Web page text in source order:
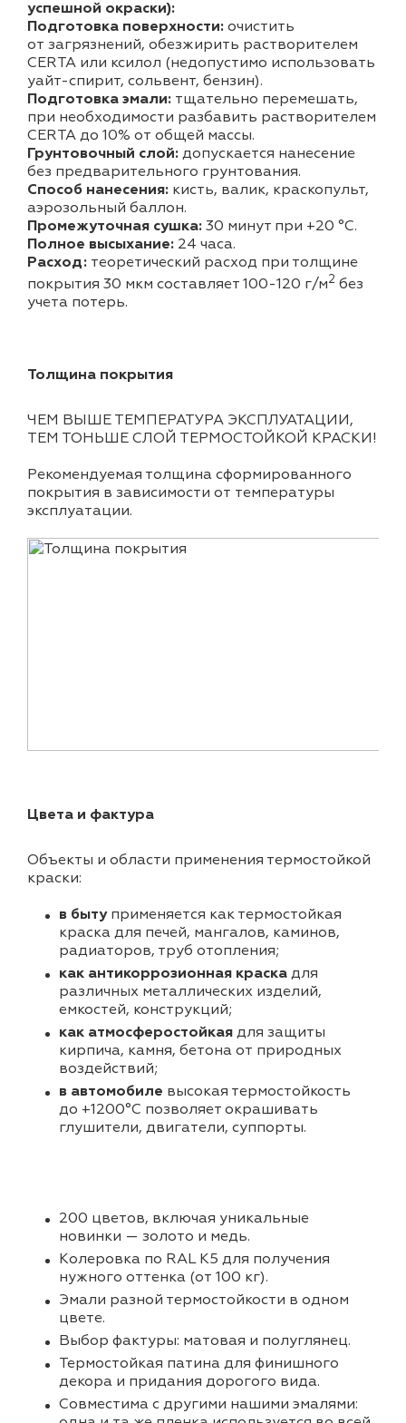
успешной окраски):
Подготовка поверхности: очистить
от загрязнений, обезжирить растворителем
CERTA или ксилол (недопустимо использовать
уайт-спирит, сольвент, бензин).
Подготовка эмали: тщательно перемешать,
при необходимости разбавить растворителем
CERTA до 10% от общей массы.
Грунтовочный слой: допускается нанесение
без предварительного грунтования.
Способ нанесения: кисть, валик, краскопульт,
аэрозольный баллон.
Промежуточная сушка: 30 минут при +20 °С.
Полное высыхание: 24 часа.
Расход: теоретический расход при толщине
покрытия 30 мкм составляет 100-120 г/м2 без
учета потерь.
Толщина покрытия
ЧЕМ ВЫШЕ ТЕМПЕРАТУРА ЭКСПЛУАТАЦИИ,
ТЕМ ТОНЬШЕ СЛОЙ ТЕРМОСТОЙКОЙ КРАСКИ!
Рекомендуемая толщина сформированного
покрытия в зависимости от температуры
эксплуатации.
Цвета и фактура
Объекты и области применения термостойкой
краски:
в быту применяется как термостойкая
краска для печей, мангалов, каминов,
радиаторов, труб отопления;
как антикоррозионная краска для
различных металлических изделий,
емкостей, конструкций;
как атмосферостойкая для защиты
кирпича, камня, бетона от природных
воздействий;
в автомобиле высокая термостойкость
до +1200°С позволяет окрашивать
глушители, двигатели, суппорты.
200 цветов, включая уникальные
новинки — золото и медь.
Колеровка по RAL K5 для получения
нужного оттенка (от 100 кг).
Эмали разной термостойкости в одном
цвете.
Выбор фактуры: матовая и полуглянец.
Термостойкая патина для финишного
декора и придания дорогого вида.
Совместима с другими нашими эмалями: